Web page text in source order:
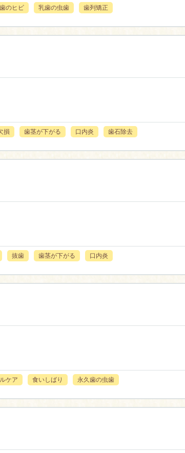
歯のヒビ 乳歯の虫歯 歯列矯正
損 歯茎が下がる 口内炎 歯石除去
抜歯 歯茎が下がる 口内炎
ケア 食いしばり 永久歯の虫歯